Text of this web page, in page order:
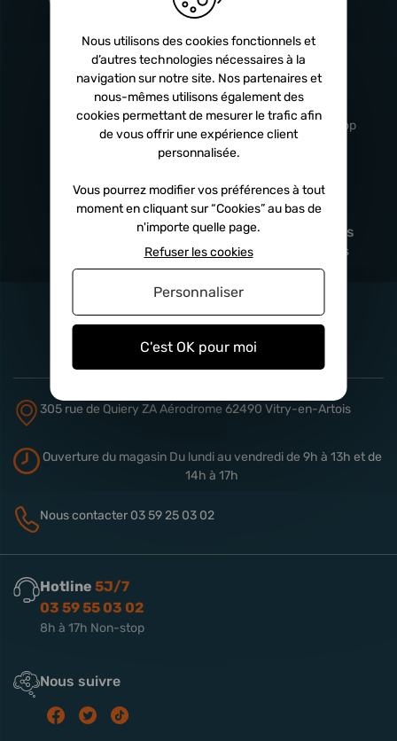
Livraison
rapide
Sous 24h à 48h
Service client
professionnel
De 8h à 17h Non-stop
Satisfait
remboursé
Paiement en
x3 fois
Sécurisé, sans frais
305 rue de Quiery ZA Aérodrome 62490 Vitry-en-Artois
Ouverture du magasinDu lundi au vendredi de 9h à 13h et de
14h à 17h
Nous contacter 03 59 25 03 02
Hotline 5J/7
03 59 55 03 02
8h à 17h Non-stop
Nous suivre
Nous utilisons des cookies fonctionnels et
d’autres technologies nécessaires à la
navigation sur notre site. Nos partenaires et
nous-mêmes utilisons également des
cookies permettant de mesurer le trafic afin
de vous offrir une expérience client
personnalisée.
Vous pourrez modifier vos préférences à tout
moment en cliquant sur “Cookies” au bas de
n'importe quelle page.
C'est OK pour moi
Refuser les cookies
Personnaliser